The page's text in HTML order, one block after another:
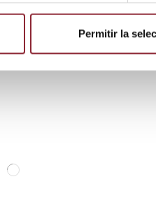
Permitir la
también